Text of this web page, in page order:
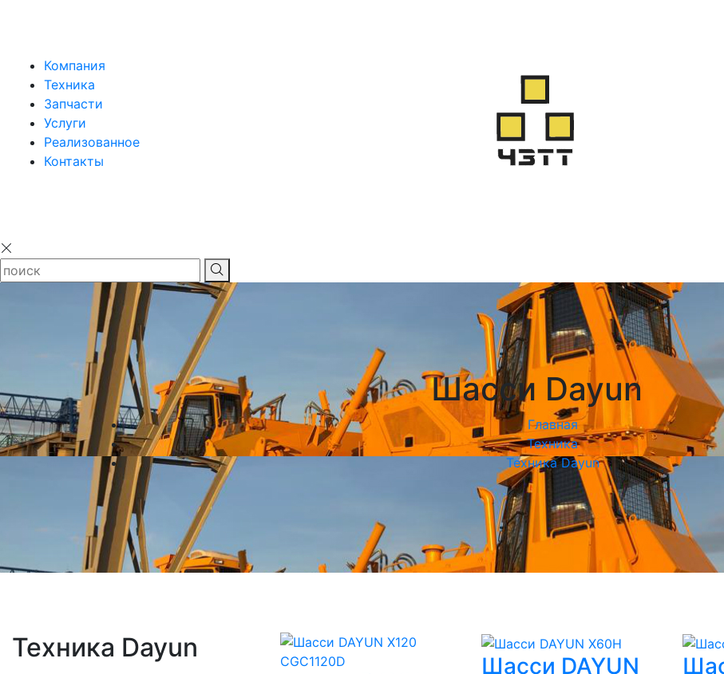
Компания
Техника
Запчасти
Услуги
Реализованное
Контакты
Шасси Dayun
Главная
Техника
Техника Dayun
Шасси DAYUN
Техника Dayun